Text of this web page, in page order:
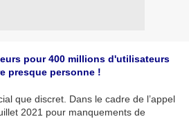
pour 400 millions d'utilisateurs
presque personne !
que discret. Dans le cadre de l’appel
2021 pour manquements de